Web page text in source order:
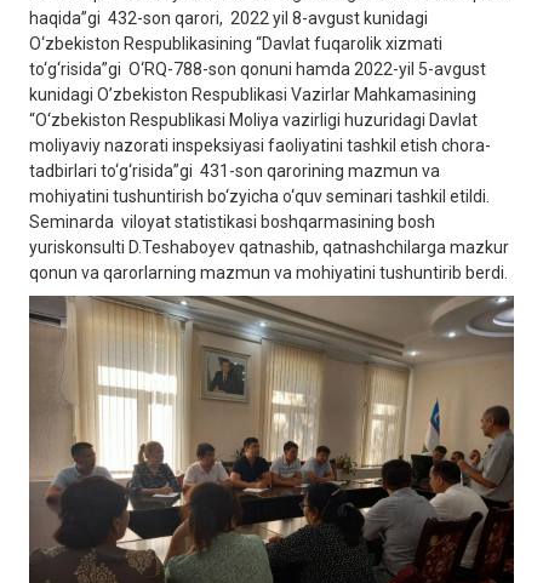
haqida”gi 432-son qarori, 2022 yil 8-avgust kunidagi
O‘zbekiston Respublikasining “Davlat fuqarolik xizmati
to‘g‘risida”gi O‘RQ-788-son qonuni hamda 2022-yil 5-avgust
kunidagi O’zbekiston Respublikasi Vazirlar Mahkamasining
“O‘zbekiston Respublikasi Moliya vazirligi huzuridagi Davlat
moliyaviy nazorati inspeksiyasi faoliyatini tashkil etish chora-
tadbirlari to‘g‘risida”gi 431-son qarorining mazmun va
mohiyatini tushuntirish bo‘zyicha o‘quv seminari tashkil etildi.
Seminarda viloyat statistikasi boshqarmasining bosh
yuriskonsulti D.Teshaboyev qatnashib, qatnashchilarga mazkur
qonun va qarorlarning mazmun va mohiyatini tushuntirib berdi.